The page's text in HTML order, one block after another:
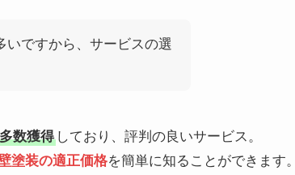
いですから、サービスの選
数獲得 しており、評判の良いサービス。
塗装の適正価格を簡単に知ることができます。